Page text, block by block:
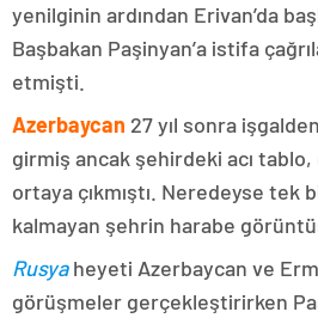
yenilginin ardından Erivan’da
Başbakan Paşinyan’a istifa
etmişti.
Azerbaycan 27 yıl sonra
girmiş ancak şehirdeki acı tablo,
ortaya çıkmıştı. Neredeyse tek
kalmayan şehrin harabe
Rusyaheyeti Azerbaycan ve
görüşmeler gerçekleştirirken